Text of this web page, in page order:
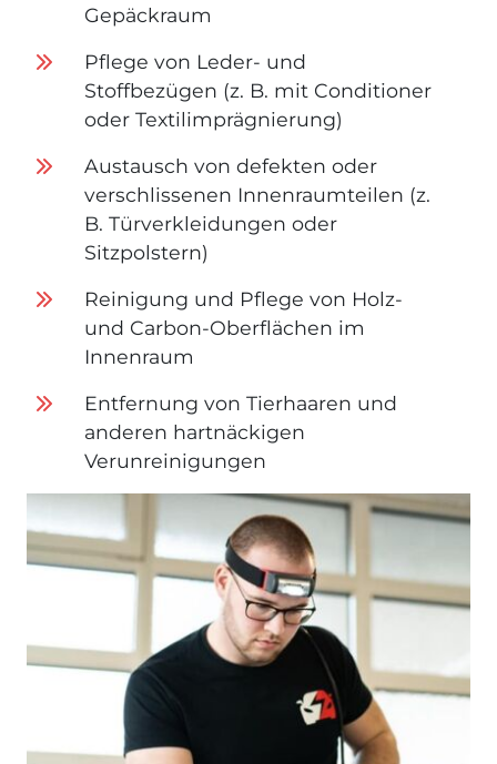
Gepäckraum
Pflege von Leder- und
Stoffbezügen (z. B. mit Conditioner
oder Textilimprägnierung)
Austausch von defekten oder
verschlissenen Innenraumteilen (z.
B. Türverkleidungen oder
Sitzpolstern)
Reinigung und Pflege von Holz-
und Carbon-Oberflächen im
Innenraum
Entfernung von Tierhaaren und
anderen hartnäckigen
Verunreinigungen